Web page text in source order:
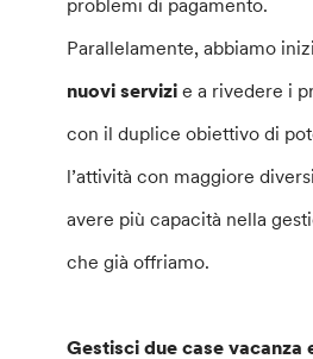
problemi di pagamento.
Parallelamente, abbiamo
nuovi servizie a rivedere i
con il duplice obiettivo di
l’attività con maggiore
avere più capacità nella
che già offriamo.
Gestisci due case vacanza